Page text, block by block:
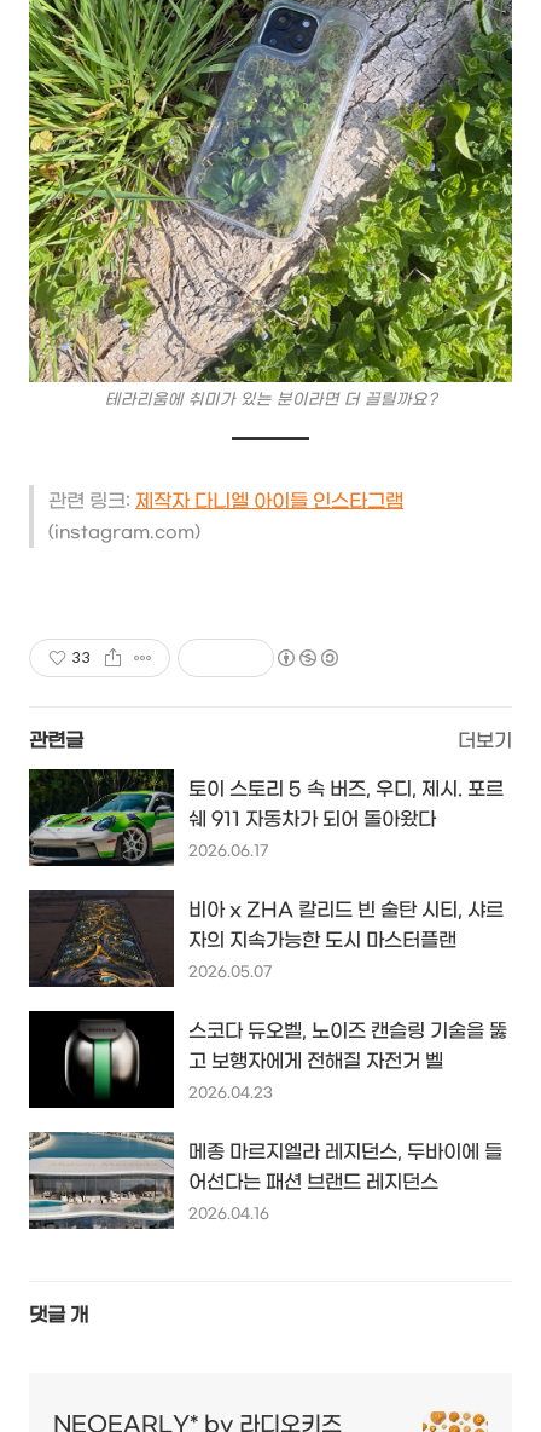
테라리움에 취미가 있는 분이라면 더 끌릴까요?
관련 링크: 제작자 다니엘 아이들 인스타그램
(instagram.com)
33
관련글 더보기
토이 스토리 5 속 버즈, 우디, 제시. 포르
쉐 911 자동차가 되어 돌아왔다
2026.06.17
비아 x ZHA 칼리드 빈 술탄 시티, 샤르
자의 지속가능한 도시 마스터플랜
2026.05.07
스코다 듀오벨, 노이즈 캔슬링 기술을 뚫
고 보행자에게 전해질 자전거 벨
2026.04.23
메종 마르지엘라 레지던스, 두바이에 들
어선다는 패션 브랜드 레지던스
2026.04.16
댓글 개
NEOEARLY* by 라디오키즈